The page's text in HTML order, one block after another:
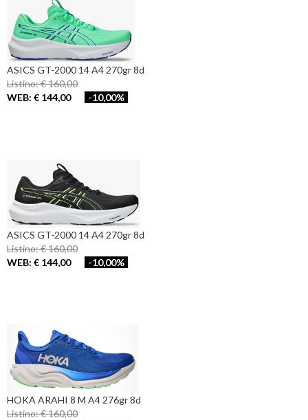
ASICS GT-2000 14 A4 270gr 8d
Listino: € 160,00
WEB: € 144,00
-10,00%
ASICS GT-2000 14 A4 270gr 8d
Listino: € 160,00
WEB: € 144,00
-10,00%
HOKA ARAHI 8 M A4 276gr 8d
Listino: € 160,00